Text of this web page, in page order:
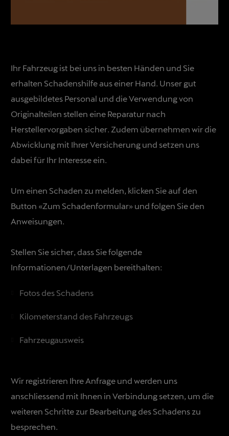
Ihr Fahrzeug ist bei uns in besten Händen und Sie
erhalten Schadenshilfe aus einer Hand. Unser gut
ausgebildetes Personal und die Verwendung von
Originalteilen stellen eine Reparatur nach
Herstellervorgaben sicher. Zudem übernehmen wir die
Abwicklung mit Ihrer Versicherung und setzen uns
dabei für Ihr Interesse ein.
Um einen Schaden zu melden, klicken Sie auf den
Button «Zum Schadenformular» und folgen Sie den
Anweisungen.
Stellen Sie sicher, dass Sie folgende
Informationen/Unterlagen bereithalten:
Fotos des Schadens
Kilometerstand des Fahrzeugs
Fahrzeugausweis
Wir registrieren Ihre Anfrage und werden uns
anschliessend mit Ihnen in Verbindung setzen, um die
weiteren Schritte zur Bearbeitung des Schadens zu
besprechen.